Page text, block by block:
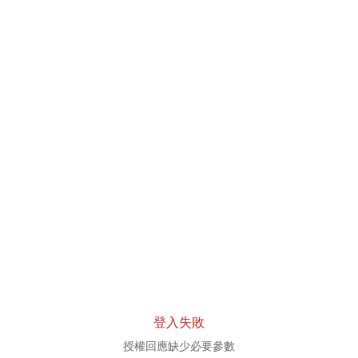
登入失敗
授權回應缺少必要參數